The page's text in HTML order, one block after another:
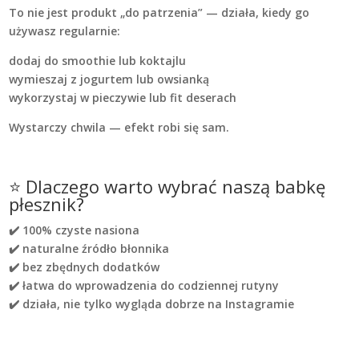
To nie jest produkt „do patrzenia” — działa, kiedy go
używasz regularnie:
dodaj do smoothie lub koktajlu
wymieszaj z jogurtem lub owsianką
wykorzystaj w pieczywie lub fit deserach
Wystarczy chwila — efekt robi się sam.
⭐ Dlaczego warto wybrać naszą babkę
płesznik?
✔️ 100% czyste nasiona
✔️ naturalne źródło błonnika
✔️ bez zbędnych dodatków
✔️ łatwa do wprowadzenia do codziennej rutyny
✔️ działa, nie tylko wygląda dobrze na Instagramie